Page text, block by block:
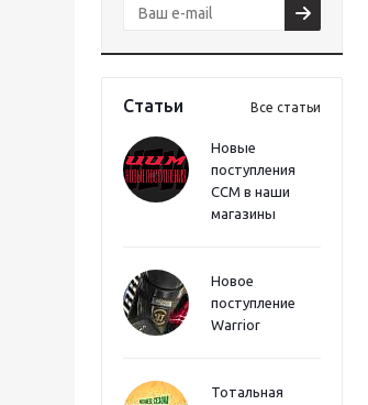
Статьи Все статьи
Новые
поступления
CCM в наши
магазины
Новое
поступление
Warrior
Тотальная